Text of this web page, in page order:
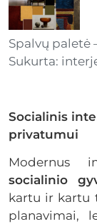
Spalvų paletė
Sukurta:
Socialinis
privatumui
Modernus
socialinio
kartu ir kartu
planavimai,